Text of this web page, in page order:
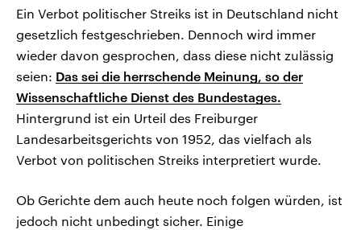
Ein Verbot politischer Streiks ist in Deutschland nicht
gesetzlich festgeschrieben. Dennoch wird immer
wieder davon gesprochen, dass diese nicht zulässig
seien: Das sei die herrschende Meinung, so der
Wissenschaftliche Dienst des Bundestages.
Hintergrund ist ein Urteil des Freiburger
Landesarbeitsgerichts von 1952, das vielfach als
Verbot von politischen Streiks interpretiert wurde.
Ob Gerichte dem auch heute noch folgen würden, ist
jedoch nicht unbedingt sicher. Einige